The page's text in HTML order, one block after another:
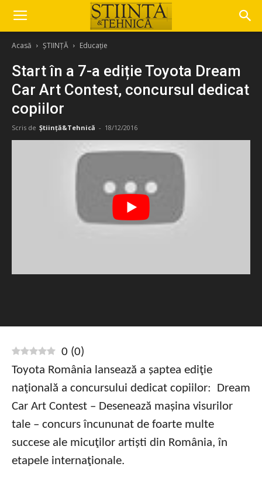
Acasă ȘTIINȚĂ Educație
Start în a 7-a ediție Toyota Dream
Car Art Contest, concursul dedicat
copiilor
Scris de Știință&Tehnică - 18/12/2016
0 (0)
Toyota România lansează a șaptea ediţie
naţională a concursului dedicat copiilor: Dream
Car Art Contest – Desenează mașina visurilor
tale – concurs încununat de foarte multe
succese ale micuţilor artiști din România, în
etapele internaţionale.